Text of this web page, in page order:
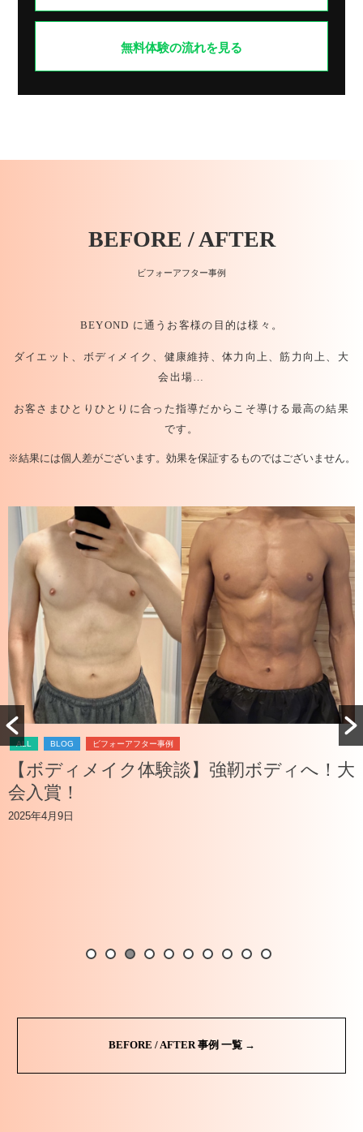
無料体験の流れを見る
BEFORE / AFTER
ビフォーアフター事例
BEYOND に通うお客様の目的は様々。
ダイエット、ボディメイク、健康維持、体力向上、筋力向上、大
会出場…
お客さまひとりひとりに合った指導だからこそ導ける最高の結果
です。
※結果には個人差がございます。効果を保証するものではございません。
ALL BLOG ビフォーアフター事例
【ボディメイク体験談】強靭ボディへ！大
会入賞！
2025年4月9日
BEFORE / AFTER 事例 一覧 →